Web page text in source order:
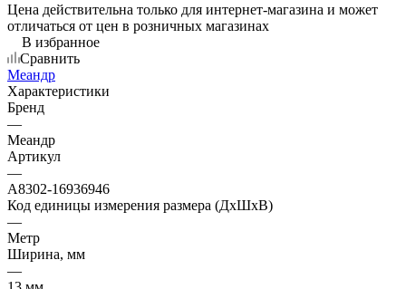
Цена действительна только для интернет-магазина и может
отличаться от цен в розничных магазинах
В избранное
Сравнить
Меандр
Характеристики
Бренд
—
Меандр
Артикул
—
A8302-16936946
Код единицы измерения размера (ДхШхВ)
—
Метр
Ширина, мм
—